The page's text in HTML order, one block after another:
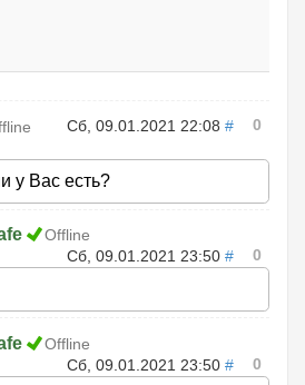
Сб, 09.01.2021 22:08 # 0
у Вас есть?
Offline
Сб, 09.01.2021 23:50 # 0
Offline
Сб, 09.01.2021 23:50 # 0